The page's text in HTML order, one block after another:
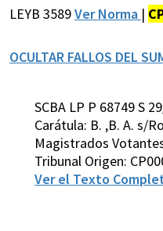
LEYB 3589Ver Norma |
OCULTAR FALLOS DEL
SCBA LP P 68749 S
Carátula: B. ,B. A. s/
Magistrados
Tribunal Origen:
Ver el Texto